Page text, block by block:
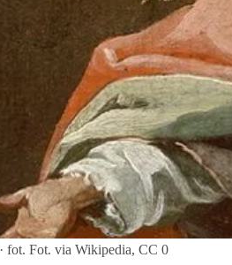
· fot. Fot. via Wikipedia, CC 0